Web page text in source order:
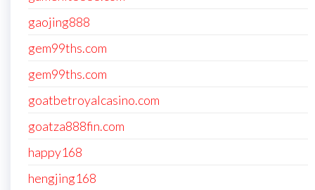
gaojing888
gem99ths.com
gem99ths.com
goatbetroyalcasino.com
goatza888fin.com
happy168
hengjing168